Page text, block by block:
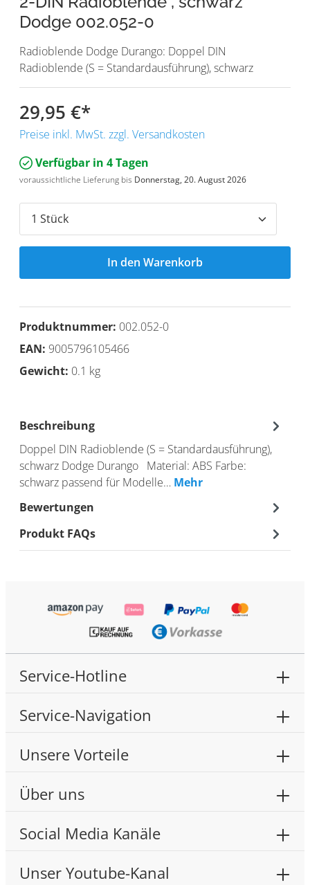
Dodge 002.052-0
Radioblende Dodge Durango: Doppel DIN
Radioblende (S = Standardausführung), schwarz
29,95 €*
Preise inkl. MwSt. zzgl. Versandkosten
Verfügbar in 4 Tagen
voraussichtliche Lieferung bis Donnerstag, 20. August 2026
In den Warenkorb
Produktnummer: 002.052-0
EAN: 9005796105466
Gewicht: 0.1 kg
Beschreibung
Doppel DIN Radioblende (S = Standardausführung),
schwarz Dodge Durango Material: ABS Farbe:
schwarz passend für Modelle… Mehr
Bewertungen
Produkt FAQs
Service-Hotline
Service-Navigation
Unsere Vorteile
Über uns
Social Media Kanäle
Unser Youtube-Kanal